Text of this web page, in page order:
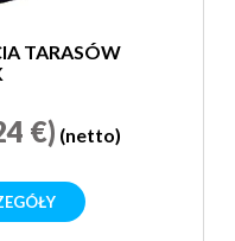
TARASÓW
€) (netto)